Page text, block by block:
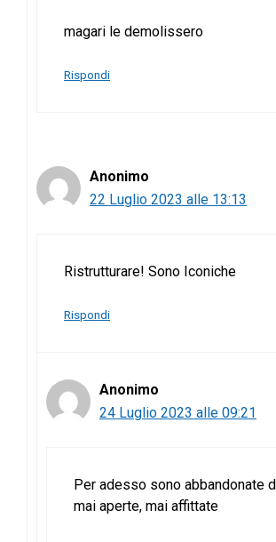
magari le demolissero
Rispondi
Anonimo
22 Luglio 2023 alle 13:13
Ristrutturare! Sono Iconiche
Rispondi
Anonimo
24 Luglio 2023 alle 09:21
Per adesso sono abbandonate
mai aperte, mai affittate